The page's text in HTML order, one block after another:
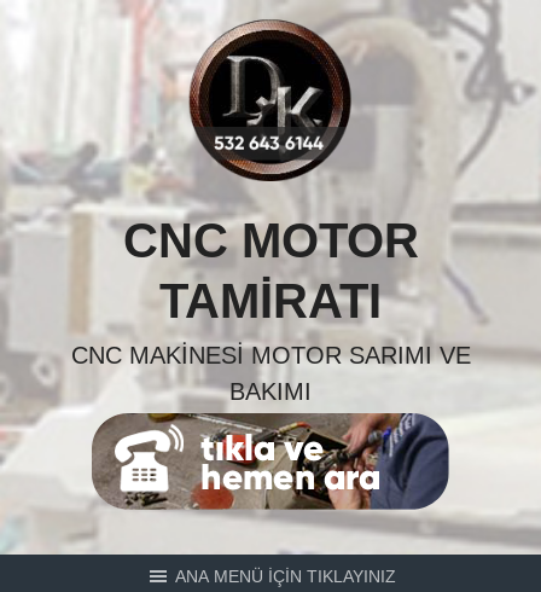
CNC MOTOR
TAMIRATI
CNC MAKINESI MOTOR SARIMI VE
BAKIMI
ANA MENÜ İÇİN TIKLAYINIZ